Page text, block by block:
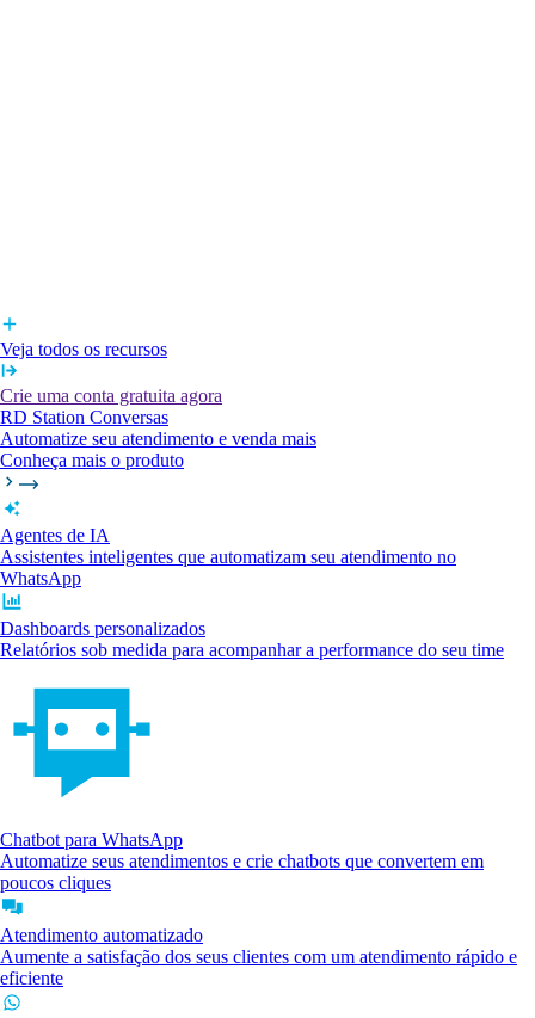
Veja todos os recursos
Crie uma conta gratuita agora
RD Station Conversas
Automatize seu atendimento e venda mais
Conheça mais o produto
Agentes de IA
Assistentes inteligentes que automatizam seu atendimento no
WhatsApp
Dashboards personalizados
Relatórios sob medida para acompanhar a performance do seu time
Chatbot para WhatsApp
Automatize seus atendimentos e crie chatbots que convertem em
poucos cliques
Atendimento automatizado
Aumente a satisfação dos seus clientes com um atendimento rápido e
eficiente